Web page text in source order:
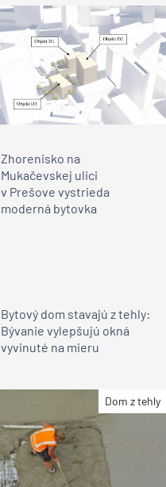
Zhorenisko na
Mukačevskej ulici
v Prešove vystrieda
moderná bytovka
Bytový dom stavajú z tehly:
Bývanie vylepšujú okná
vyvinuté na mieru
Dom z tehly